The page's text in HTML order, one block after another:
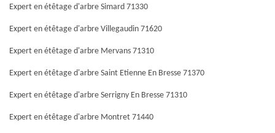
Expert en étêtage d'arbre Simard 71330
Expert en étêtage d'arbre Villegaudin 71620
Expert en étêtage d'arbre Mervans 71310
Expert en étêtage d'arbre Saint Etienne En Bresse 71370
Expert en étêtage d'arbre Serrigny En Bresse 71310
Expert en étêtage d'arbre Montret 71440